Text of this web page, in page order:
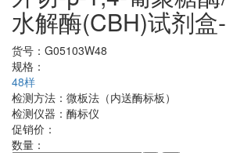
水解酶(CBH)试剂盒
货号： G05103W48
规格：
48样
检测方法： 微板法（内送酶标板）
检测仪器： 酶标仪
促销价：
数量：